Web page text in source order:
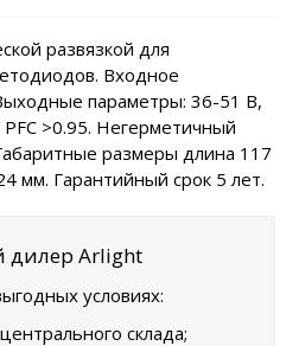
развязкой для
Входное
параметры: 36-51 В,
>0.95. Негерметичный
размеры длина 117
мм. Гарантийный срок 5 лет.
Arlight
условиях:
склада;